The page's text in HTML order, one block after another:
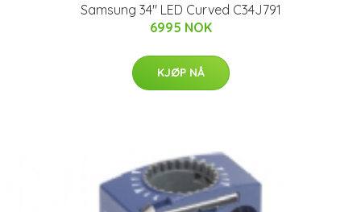
Samsung 34" LED Curved C34J791
6995 NOK
KJØP NÅ